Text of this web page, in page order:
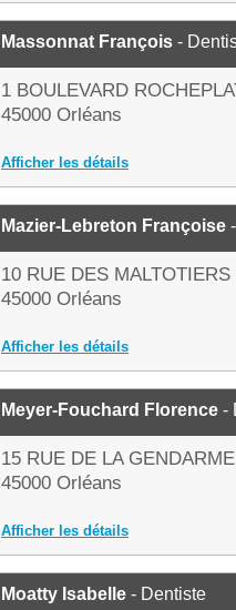
Massonnat François -
1 BOULEVARD
45000 Orléans
Afficher les détails
Mazier-Lebreton Françoise
10 RUE DES MALTOTIERS
45000 Orléans
Afficher les détails
Meyer-Fouchard Florence -
15 RUE DE LA
45000 Orléans
Afficher les détails
Moatty Isabelle - Dentiste